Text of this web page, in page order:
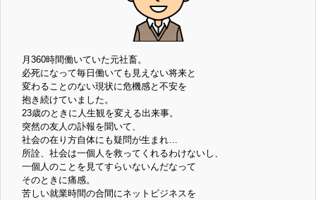
月360時間働いていた元社畜。
必死になって毎日働いても見えない将来と
変わることのない現状に危機感と不安を
抱き続けていました。
23歳のときに人生観を変える出来事。
突然の友人の訃報を聞いて、
社会の在り方自体にも疑問が生まれ…
所詮、社会は一個人を救ってくれるわけないし、
一個人のことを見てすらいないんだなって
そのときに痛感。
苦しい就業時間の合間にネットビジネスを